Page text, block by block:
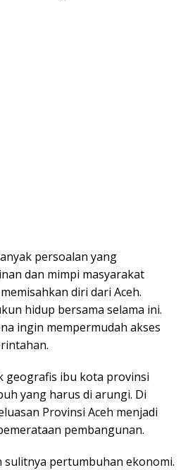
persoalan yang
dan mimpi masyarakat
diri dari Aceh.
hidup bersama selama ini.
ingin mempermudah akses
geografis ibu kota provinsi
yang harus di arungi. Di
Provinsi Aceh menjadi
pembangunan.
sulitnya pertumbuhan ekonomi.